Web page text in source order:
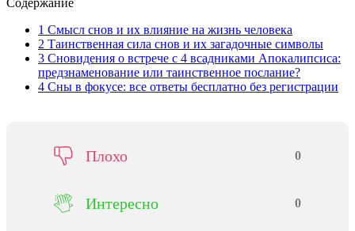
Содержание
1 Смысл снов и их влияние на жизнь человека
2 Таинственная сила снов и их загадочные символы
3 Сновидения о встрече с 4 всадниками Апокалипсиса:
предзнаменование или таинственное послание?
4 Сны в фокусе: все ответы бесплатно без регистрации
Плохо 0
Интересно 0